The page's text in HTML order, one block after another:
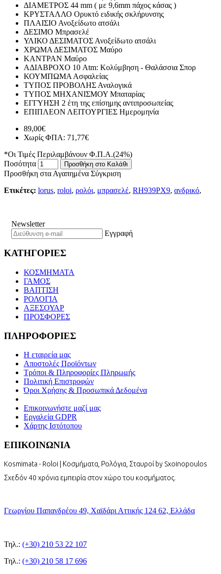
ΔΙΑΜΕΤΡΟΣ 44 mm ( με 9,6mm πάχος κάσας )
ΚΡΥΣΤΑΛΛΟ Ορυκτό ειδικής σκλήρυνσης
ΠΛΑΙΣΙΟ Ανοξείδωτο ατσάλι
ΔΕΣΙΜΟ Μπρασελέ
ΥΛΙΚΟ ΔΕΣΙΜΑΤΟΣ Ανοξείδωτο ατσάλι
ΧΡΩΜΑ ΔΕΣΙΜΑΤΟΣ Μαύρο
ΚΑΝΤΡΑΝ Μαύρο
ΑΔΙΑΒΡΟΧΟ 10 Atm: Κολύμβηση - Θαλάσσια Σπορ
ΚΟΥΜΠΩΜΑ Ασφαλείας
ΤΥΠΟΣ ΠΡΟΒΟΛΗΣ Αναλογικά
ΤΥΠΟΣ ΜΗΧΑΝΙΣΜΟΥ Μπαταρίας
ΕΓΓΥΗΣΗ 2 έτη της επίσημης αντιπροσωπείας
ΕΠΙΠΛΕΟΝ ΛΕΙΤΟΥΡΓΙΕΣ Ημερομηνία
89,00€
Χωρίς ΦΠΑ: 71,77€
*Οι Τιμές Περιλαμβάνουν Φ.Π.Α.(24%)
Ποσότητα
Προσθήκη στο Καλάθι
Προσθήκη στα Αγαπημένα Σύγκριση
Ετικέτες: lorus, roloi, ρολόι, μπρασελέ, RH939PX9, ανδρικό,
Newsletter
Εγγραφή
ΚΑΤΗΓΟΡΙΕΣ
ΚΟΣΜΗΜΑΤΑ
ΓΑΜΟΣ
ΒΑΠΤΙΣΗ
ΡΟΛΟΓΙΑ
ΑΞΕΣΟΥΑΡ
ΠΡΟΣΦΟΡΕΣ
ΠΛΗΡΟΦΟΡΙΕΣ
Η εταιρεία μας
Αποστολές Προϊόντων
Τρόποι & Πληροφορίες Πληρωμής
Πολιτική Επιστροφών
Όροι Χρήσης & Προσωπικά Δεδομένα
Επικοινωνήστε μαζί μας
Εργαλεία GDPR
Χάρτης Ιστότοπου
ΕΠΙΚΟΙΝΩΝΙΑ
Kosmimata - Roloi | Κοσμήματα, Ρολόγια, Σταυροί by Sxoinopoulos
Σχεδόν 40 χρόνια εμπειρία στον χώρο του κοσμήματος.
Γεωργίου Παπανδρέου 49, Χαϊδάρι Αττικής 124 62, Ελλάδα
Τηλ.: (+30) 210 53 22 107
Τηλ.: (+30) 210 58 17 696